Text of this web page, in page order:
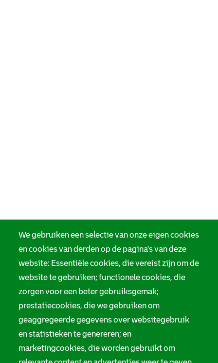
We gebruiken een selectie van onze eigen cookies
en cookies van derden op de pagina's van deze
website: Essentiële cookies, die vereist zijn om de
website te gebruiken; functionele cookies, die
zorgen voor een beter gebruiksgemak;
prestatiecookies, die we gebruiken om
geaggregeerde gegevens over websitegebruik
en statistieken te genereren; en
marketingcookies, die worden gebruikt om